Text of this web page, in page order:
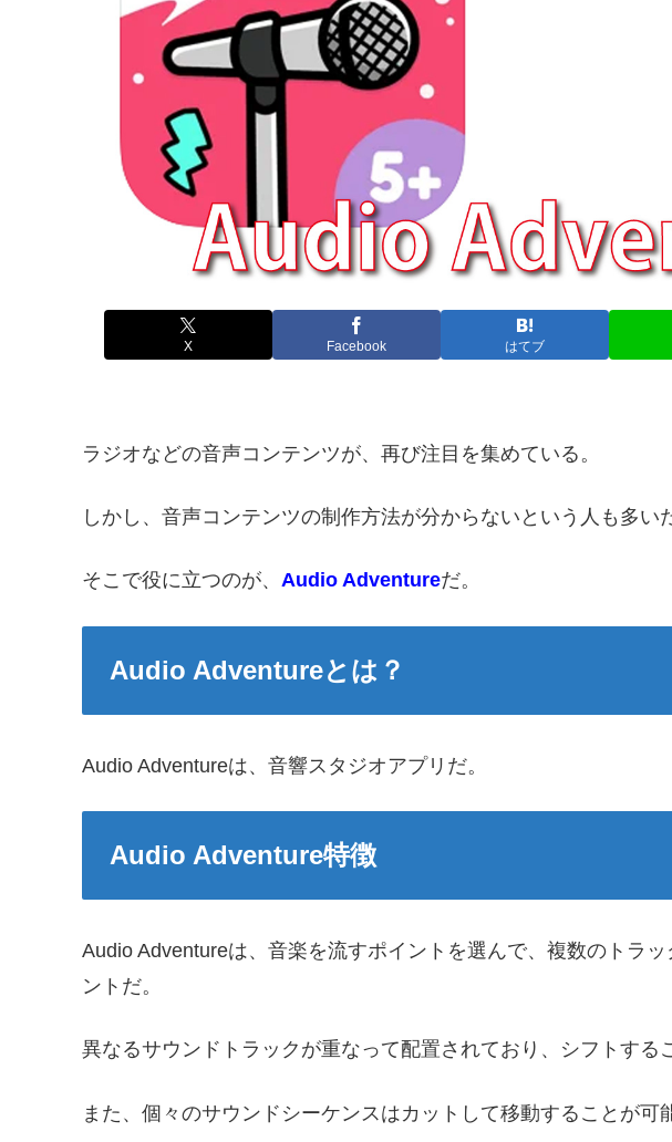
X Facebook はてブ
ラジオなどの音声コンテンツが、再び注目を集めている。
しかし、音声コンテンツの制作方法が分からないという人も多い
そこで役に立つのが、 Audio Adventureだ。
Audio Adventureとは？
Audio Adventureは、音響スタジオアプリだ。
Audio Adventure特徴
Audio Adventureは、音楽を流すポイントを選んで、複数のトラ
ントだ。
異なるサウンドトラックが重なって配置されており、シフトする
また、個々のサウンドシーケンスはカットして移動することが可